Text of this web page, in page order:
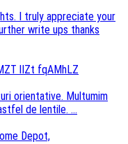
I truly appreciate your
write ups thanks
lIZt fqAMhLZ
orientative. Multumim
de lentile. ...
Depot,